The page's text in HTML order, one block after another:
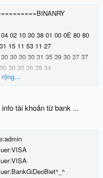
02 10 30 38 01 00 0E 80 80
15 11 53 11 27
30 30 30 31 35 39 30 37 37
30 30 36 38 34
rộng...
tài khoản từ bank ...